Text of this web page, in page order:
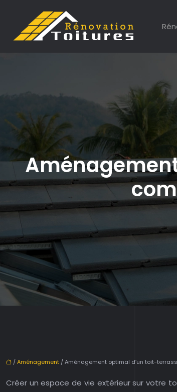
/Aménagement / Aménagement optimal d’un toit-
Créer un espace de vie extérieur sur votre